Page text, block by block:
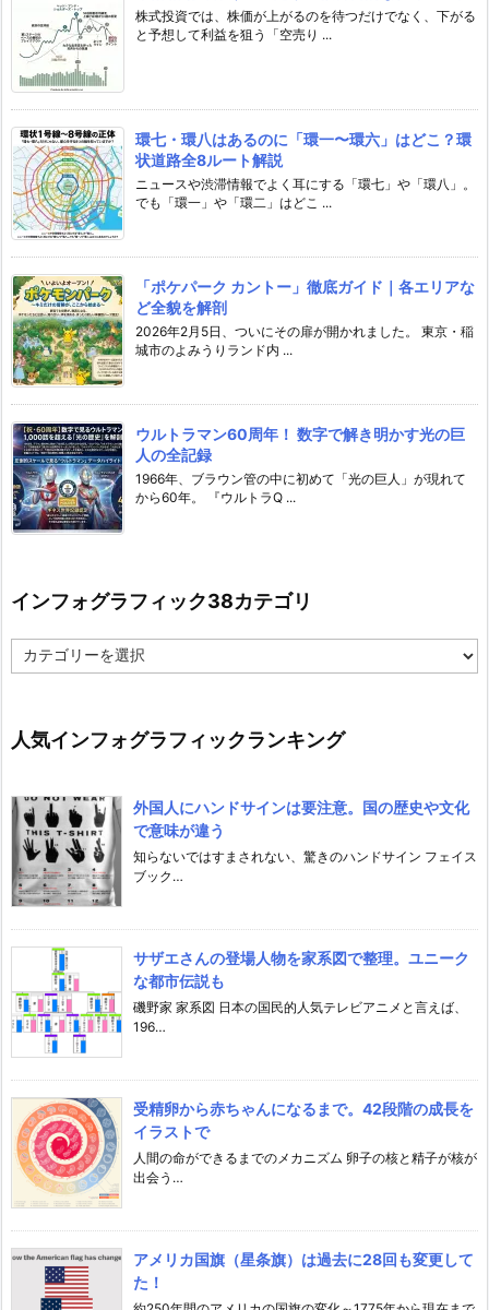
株式投資では、株価が上がるのを待つだけでなく、下がる
と予想して利益を狙う「空売り ...
環七・環八はあるのに「環一〜環六」はどこ？環
状道路全8ルート解説
ニュースや渋滞情報でよく耳にする「環七」や「環八」。
でも「環一」や「環二」はどこ ...
「ポケパーク カントー」徹底ガイド｜各エリアな
ど全貌を解剖
2026年2月5日、ついにその扉が開かれました。 東京・稲
城市のよみうりランド内 ...
ウルトラマン60周年！ 数字で解き明かす光の巨
人の全記録
1966年、ブラウン管の中に初めて「光の巨人」が現れて
から60年。 『ウルトラQ ...
インフォグラフィック38カテゴリ
ン
グ
ラ
ィ
ッ
ク
8
カ
テ
ゴ
人気インフォグラフィックランキング
外国人にハンドサインは要注意。国の歴史や文化
で意味が違う
知らないではすまされない、驚きのハンドサイン フェイス
ブック…
サザエさんの登場人物を家系図で整理。ユニーク
な都市伝説も
磯野家 家系図 日本の国民的人気テレビアニメと言えば、
196…
受精卵から赤ちゃんになるまで。42段階の成長を
イラストで
人間の命ができるまでのメカニズム 卵子の核と精子が核が
出会う…
アメリカ国旗（星条旗）は過去に28回も変更して
た！